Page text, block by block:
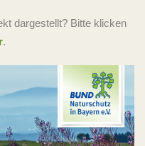
dargestellt? Bitte klicken
.